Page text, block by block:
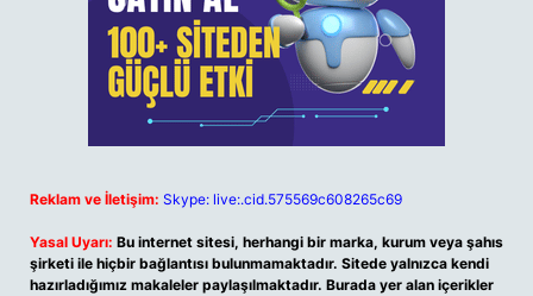
Reklam ve İletişim: Skype: live:.cid.575569c608265c69
Yasal Uyarı: Bu internet sitesi, herhangi bir marka, kurum veya şahıs
şirketi ile hiçbir bağlantısı bulunmamaktadır. Sitede yalnızca kendi
hazırladığımız makaleler paylaşılmaktadır. Burada yer alan içerikler